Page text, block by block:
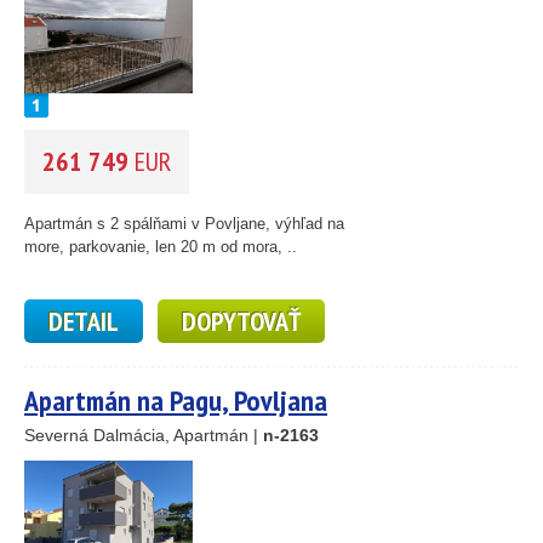
261 749 EUR
Apartmán s 2 spálňami v Povljane, výhľad na
more, parkovanie, len 20 m od mora, ..
DETAIL DOPYTOVAŤ
Apartmán na Pagu, Povljana
Severná Dalmácia, Apartmán | n-2163